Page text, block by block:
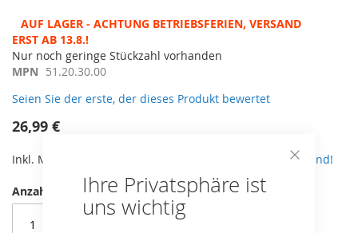
Ihre Privatsphäre ist
uns wichtig
Zum
Anfang
der
Bildergalerie
AUF LAGER - ACHTUNG BETRIEBSFERIEN, VERSAND ERST
AB 13.8.!
Nur noch geringe Stückzahl vorhanden
MPN 51.20.30.00
Seien Sie der erste, der dieses Produkt bewertet
26,99 €
Inkl. MwSt, zzgl. 5,90€ Versand. Ab 49€ kostenloser Versand!
Anzahl